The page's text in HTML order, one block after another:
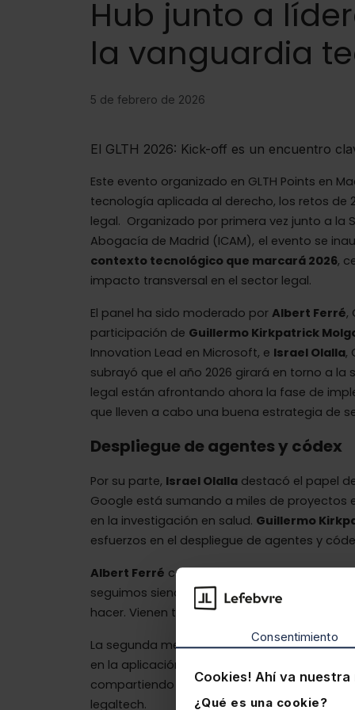
Consentimiento
Cookies! Ahí va nuestra
¿Qué es una cookie?
Hub junto a
la vanguardia
5 de febrero de 2026
El GLTH 2026: Kick-off es un encuentro
Este evento organizado en GLTH Points en
tecnología aplicada al derecho, los retos de
legal. Organizado por primera vez junto a la
Abogacía de Madrid (ICAM), el evento se
contexto tecnológico que marcará 2026,
impacto transversal en el sector legal.
El panel ha sido moderado por Albert Ferré,
participación de Guillermo Kirkpatrick
Innovation Lead en Microsoft, e Israel Olalla,
subrayó que el año 2026 girará en torno a la
legal están afrontando ahora la fase de
que lleven a cabo una buena estrategia de
Despliegue de agentes y códex
Por su parte, Israel Olalla destacó el papel
Google está sumando a miles de
en la investigación en salud. Guillermo
esfuerzos en el despliegue de agentes y
Albert Ferré concluyó diciendo que “la
seguimos siendo los humanos los que
hacer. Vienen tiempos de más agencia y
La segunda mesa,AI in Law: retos,
en la aplicación práctica de la inteligencia
compartiendo avances, proyectos y
legaltech.